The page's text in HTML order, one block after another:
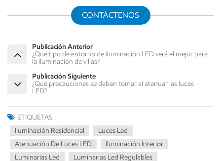
CONTÁCTENOS
Publicación Anterior
¿Qué tipo de entorno de iluminación LED será el mejor para
la iluminación de villas?
Publicación Siguiente
¿Qué precauciones se deben tomar al atenuar las luces
LED?
ETIQUETAS :
Iluminación Residencial
Luces Led
Atenuación De Luces LED
Iluminación Interior
Luminarias Led
Luminarias Led Regulables